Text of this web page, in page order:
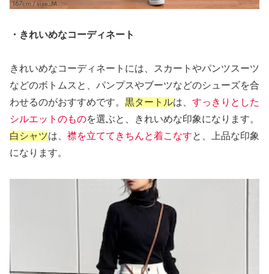
・きれいめなコーディネート
きれいめなコーディネートには、スカートやパンツスーツ
などのボトムスと、パンプスやブーツなどのシューズを合
わせるのがおすすめです。 黒タートルは、 すっきりとした
シルエットのものを選ぶと、きれいめな印象になります。
白シャツは、 襟を立ててきちんと着こなすと、上品な印象
になります。